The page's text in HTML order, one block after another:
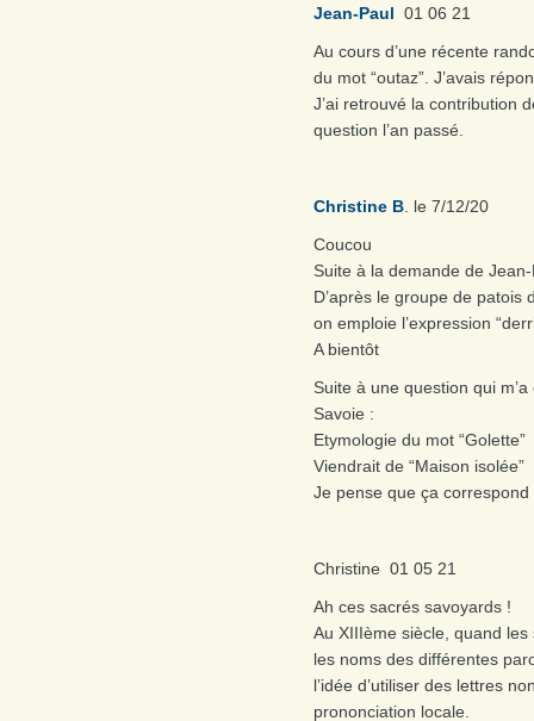
Jean-Paul 01 06 21
Au cours d’une récente
du mot “outaz”. J’avais
J’ai retrouvé la contribution
question l’an passé.
Christine B . le 7/12/20
Coucou
Suite à la demande de Jean-
D’après le groupe de patois
on emploie l’expression
A bientôt
Suite à une question qui
Savoie :
Etymologie du mot “Golette”
Viendrait de “Maison isolée”
Je pense que ça
Christine 01 05 21
Ah ces sacrés savoyards !
Au XIIIème siècle, quand
les noms des différentes
l’idée d’utiliser des lettres
prononciation locale.